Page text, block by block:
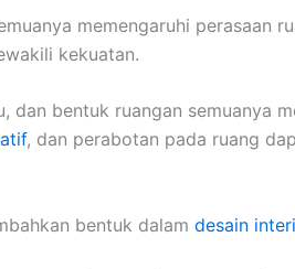
memengaruhi perasaan
kekuatan.
bentuk ruangan semuanya
, dan perabotan pada ruang
bentuk dalam desain